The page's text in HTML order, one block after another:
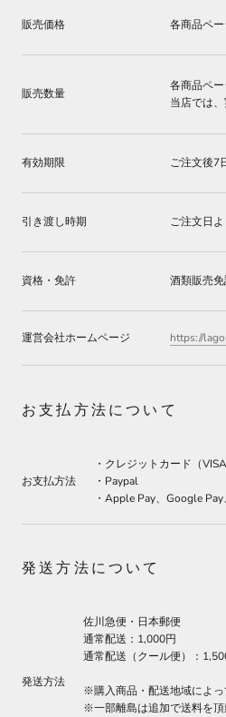
販売価格 各商品ペ
販売数量
各商品ペー
当店では
有効期限 ご注文後7
引き渡し時期 ご注文日
資格・免許 酒類販売
運営会社ホームページ https://
お支払方法について
お支払方法
・クレジットカード（
・Paypal
・Apple Pay、Google
発送方法について
発送方法
佐川急便・日本郵便
通常配送：1,000円
通常配送（クール便）：
※購入商品・配送地域によっ
※一部離島は追加で送料を